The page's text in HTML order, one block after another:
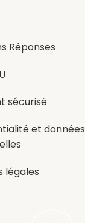
Réponses
sécurisé
et données
légales